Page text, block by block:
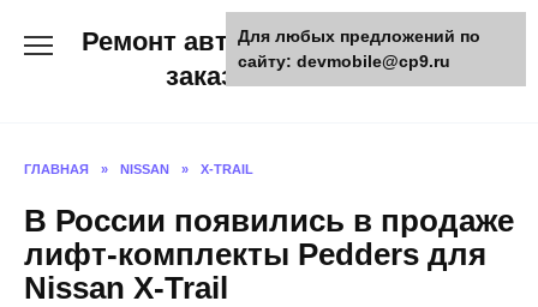
Ремонт авто и мото техники,
заказ запчастей
ГЛАВНАЯ » NISSAN » X-TRAIL
В России появились в продаже
лифт-комплекты Pedders для
Nissan X-Trail
Для любых предложений по
сайту: devmobile@cp9.ru